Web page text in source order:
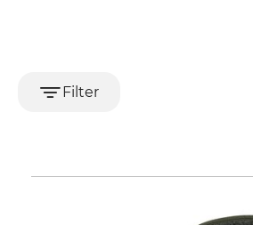
Filter